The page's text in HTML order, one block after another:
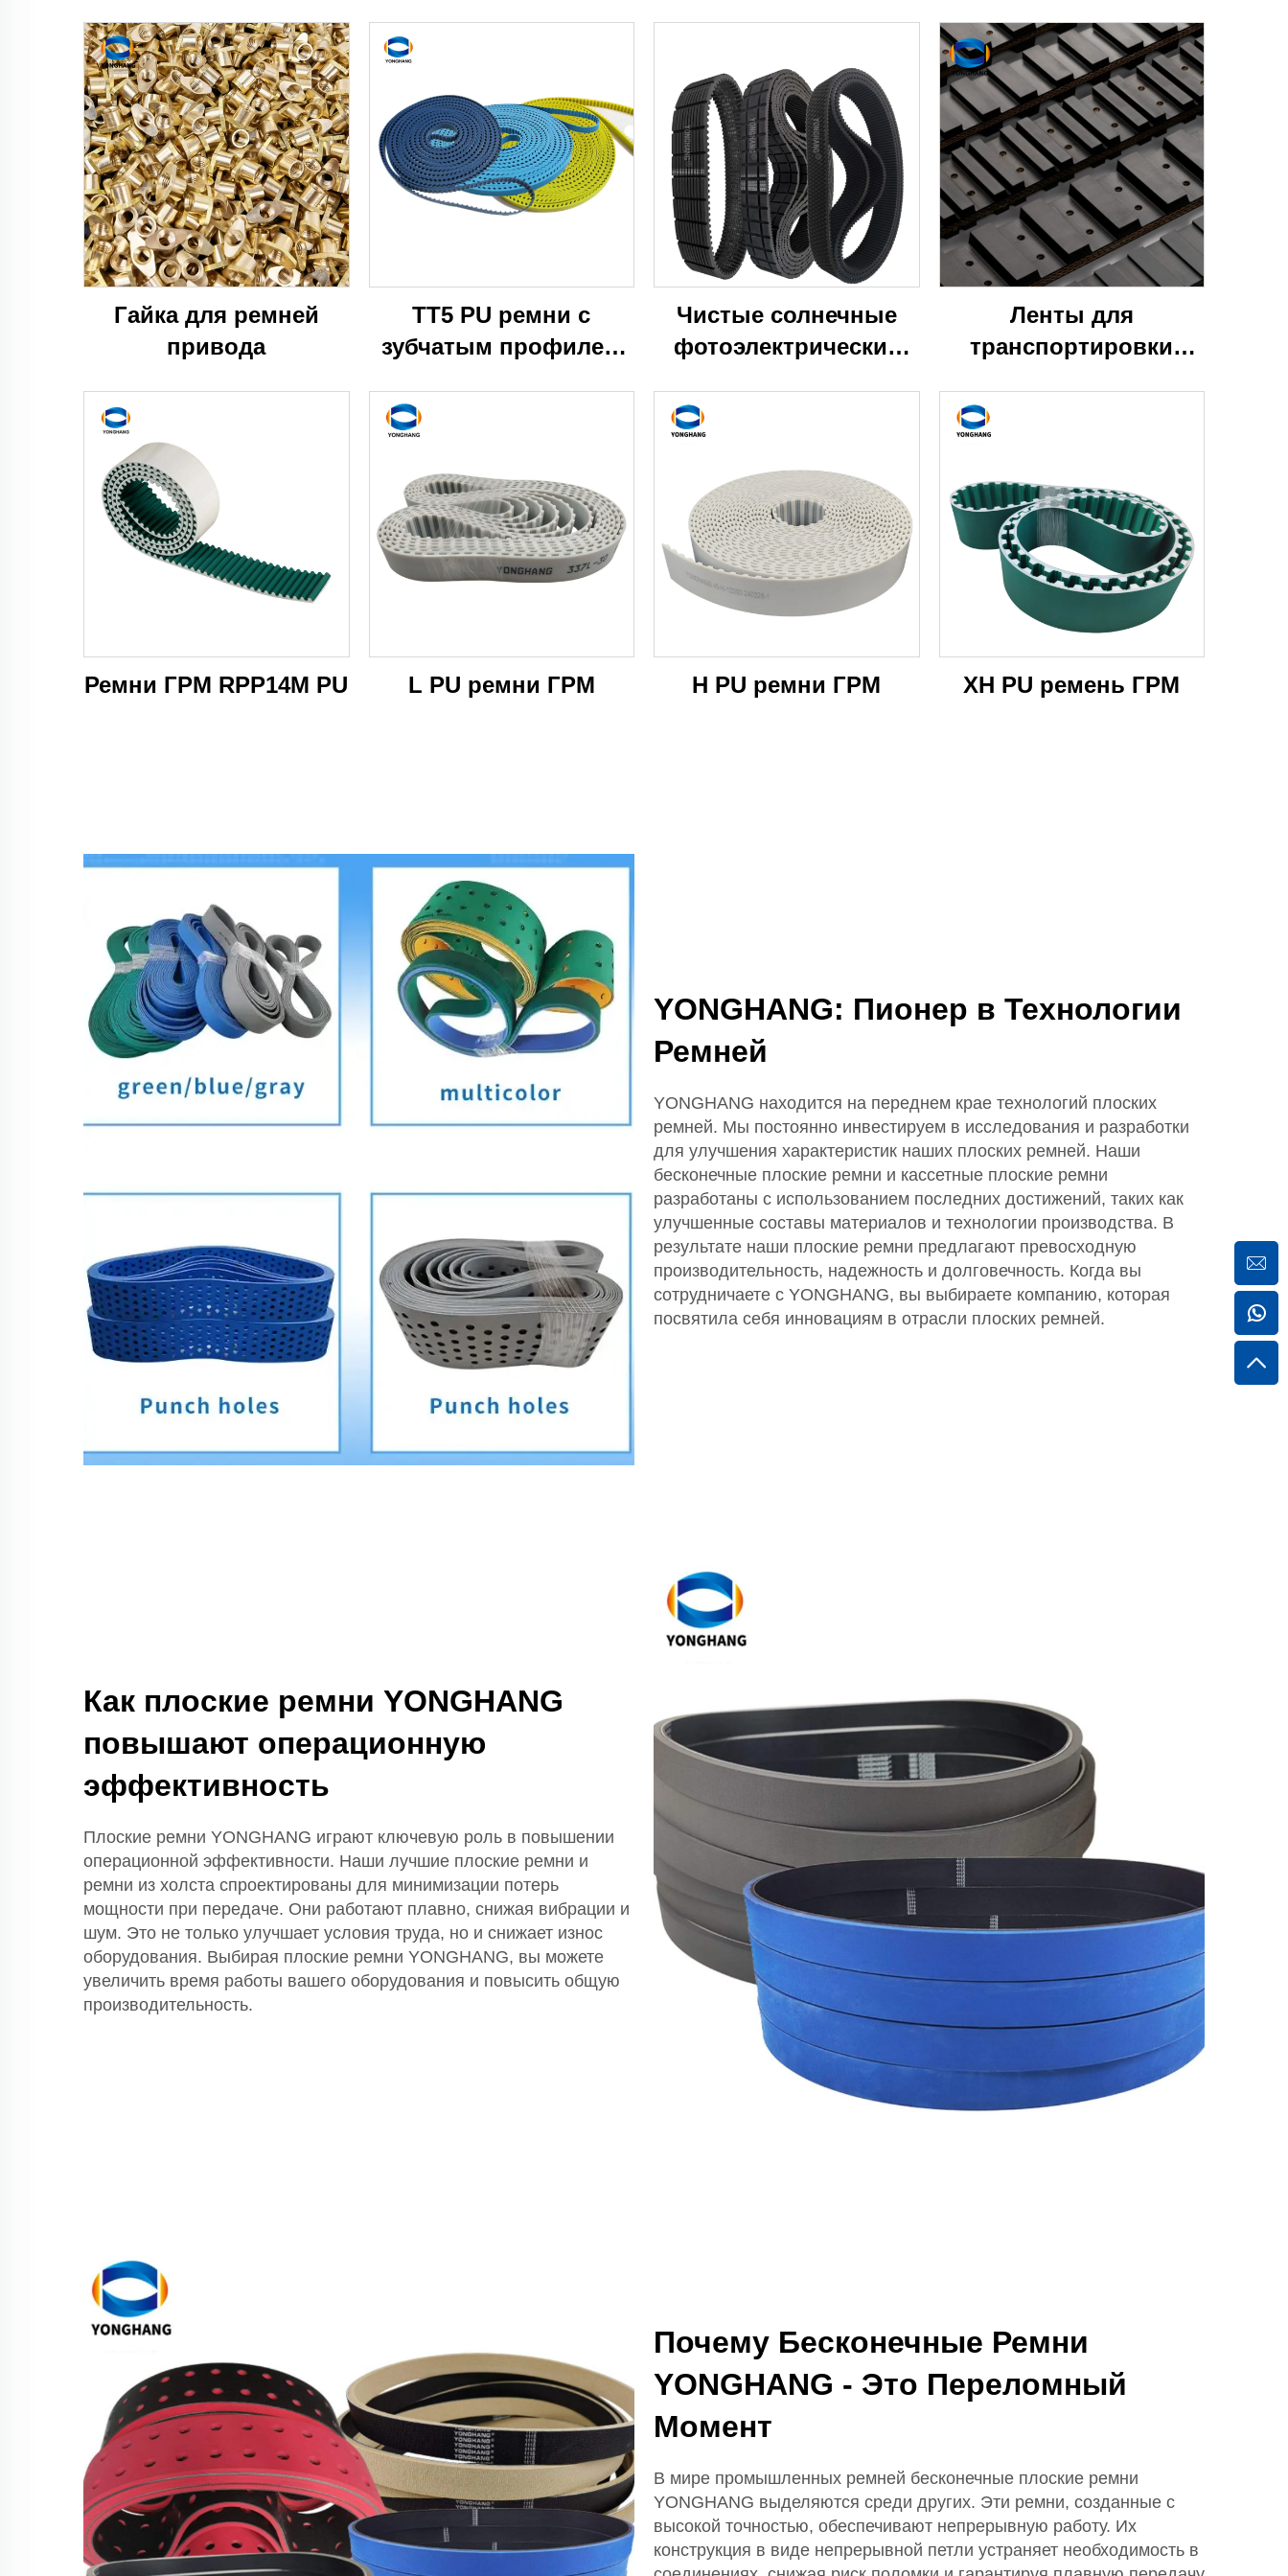
Гайка для ремней
привода
TT5 PU ремни с
зубчатым профилем
кругловязальных
Чистые солнечные
фотоэлектрические
гусеничные ленты
Ленты для
транспортировки
Ремни ГРМ RPP14M PU L PU ремни ГРМ H PU ремни ГРМ XH PU ремень ГРМ
YONGHANG: Пионер в Технологии
Ремней
YONGHANG находится на переднем крае технологий плоских
ремней. Мы постоянно инвестируем в исследования и разработки
для улучшения характеристик наших плоских ремней. Наши
бесконечные плоские ремни и кассетные плоские ремни
разработаны с использованием последних достижений, таких как
улучшенные составы материалов и технологии производства. В
результате наши плоские ремни предлагают превосходную
производительность, надежность и долговечность. Когда вы
сотрудничаете с YONGHANG, вы выбираете компанию, которая
посвятила себя инновациям в отрасли плоских ремней.
Как плоские ремни YONGHANG
повышают операционную
эффективность
Плоские ремни YONGHANG играют ключевую роль в повышении
операционной эффективности. Наши лучшие плоские ремни и
ремни из холста спроектированы для минимизации потерь
мощности при передаче. Они работают плавно, снижая вибрации и
шум. Это не только улучшает условия труда, но и снижает износ
оборудования. Выбирая плоские ремни YONGHANG, вы можете
увеличить время работы вашего оборудования и повысить общую
производительность.
Почему Бесконечные Ремни
YONGHANG - Это Переломный
Момент
В мире промышленных ремней бесконечные плоские ремни
YONGHANG выделяются среди других. Эти ремни, созданные с
высокой точностью, обеспечивают непрерывную работу. Их
конструкция в виде непрерывной петли устраняет необходимость в